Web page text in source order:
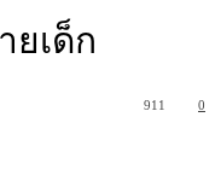
ยเด็ก
0
911